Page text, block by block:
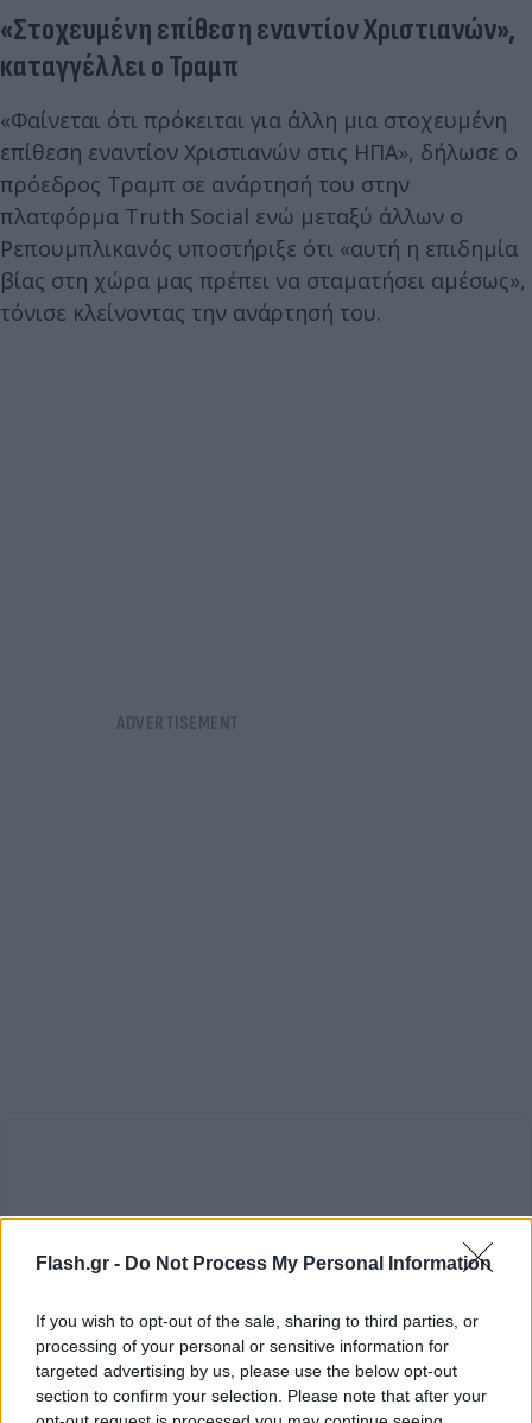
Flash.gr - Do Not Process My Personal Information
If you wish to opt-out of the sale, sharing to third parties, or
processing of your personal or sensitive information for
targeted advertising by us, please use the below opt-out
section to confirm your selection. Please note that after your
«Στοχευμένη επίθεση εναντίον Χριστιανών»,
καταγγέλλει ο Τραμπ
«Φαίνεται ότι πρόκειται για άλλη μια στοχευμένη
επίθεση εναντίον Χριστιανών στις ΗΠΑ», δήλωσε ο
πρόεδρος Τραμπ σε ανάρτησή του στην
πλατφόρμα Truth Social ενώ μεταξύ άλλων ο
Ρεπουμπλικανός υποστήριξε ότι «αυτή η επιδημία
βίας στη χώρα μας πρέπει να σταματήσει αμέσως»,
τόνισε κλείνοντας την ανάρτησή του.
Σύμφωνα με την ενημέρωση από την τοπική
αστυνομική διεύθυνση, δέκα άνθρωποι